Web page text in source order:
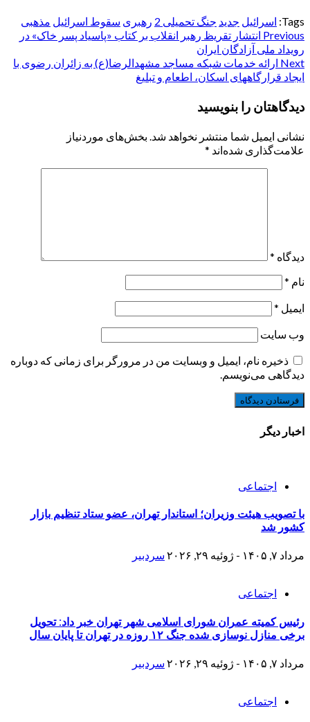
Tags: اسرائیل جدید جنگ تحمیلی 2 رهبری سقوط اسرائیل مذهبی
Post
navigation
Previous انتشار تقریظ رهبر انقلاب بر کتاب «پاسیاد پسر خاک» در
رویداد ملی آزادگان ایران
Next ارائه خدمات شبکه مساجد مشهدالرضا(ع) به زائران رضوی با
ایجاد قرارگاههای اسکان، اطعام و تبلیغ
دیدگاهتان را بنویسید
نشانی ایمیل شما منتشر نخواهد شد. بخش‌های موردنیاز
علامت‌گذاری شده‌اند *
دیدگاه *
نام *
ایمیل *
وب‌ سایت
ذخیره نام، ایمیل و وبسایت من در مرورگر برای زمانی که دوباره
دیدگاهی می‌نویسم.
اخبار دیگر
اجتماعی
با تصویب هیئت وزیران؛ استاندار تهران، عضو ستاد تنظیم بازار
کشور شد
مرداد ۷, ۱۴۰۵ - ژوئیه ۲۹, ۲۰۲۶ سردبیر
اجتماعی
رئیس کمیته عمران شورای اسلامی شهر تهران خبر داد: تحویل
برخی منازل نوسازی شده جنگ ۱۲ روزه در تهران تا پایان سال
مرداد ۷, ۱۴۰۵ - ژوئیه ۲۹, ۲۰۲۶ سردبیر
اجتماعی